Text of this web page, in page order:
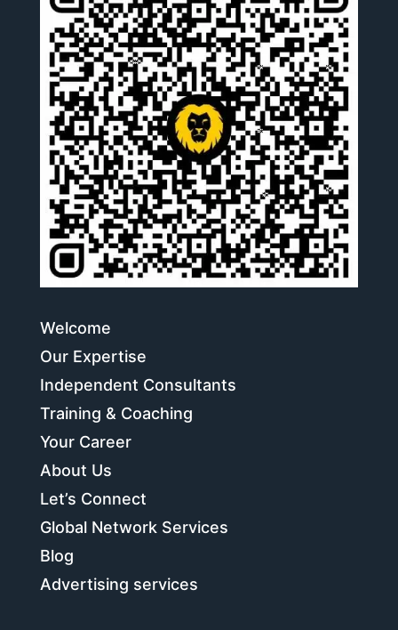
Welcome
Our Expertise
Independent Consultants
Training & Coaching
Your Career
About Us
Let’s Connect
Global Network Services
Blog
Advertising services